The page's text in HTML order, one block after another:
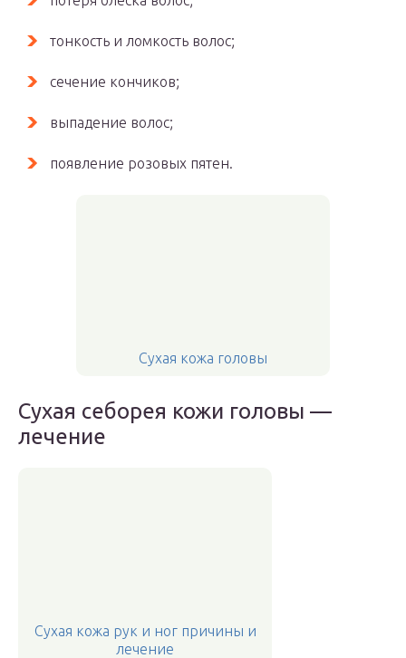
тонкость и ломкость волос;
сечение кончиков;
выпадение волос;
появление розовых пятен.
Сухая кожа головы
Сухая себорея кожи головы —
лечение
Сухая кожа рук и ног причины и
лечение